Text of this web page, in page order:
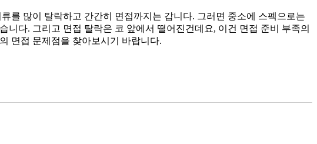
를 많이 탈락하고 간간히 면접까지는 갑니다. 그러면 중소에 스펙으로는
다. 그리고 면접 탈락은 코 앞에서 떨어진건데요, 이건 면접 준비 부족의
면접 문제점을 찾아보시기 바랍니다.